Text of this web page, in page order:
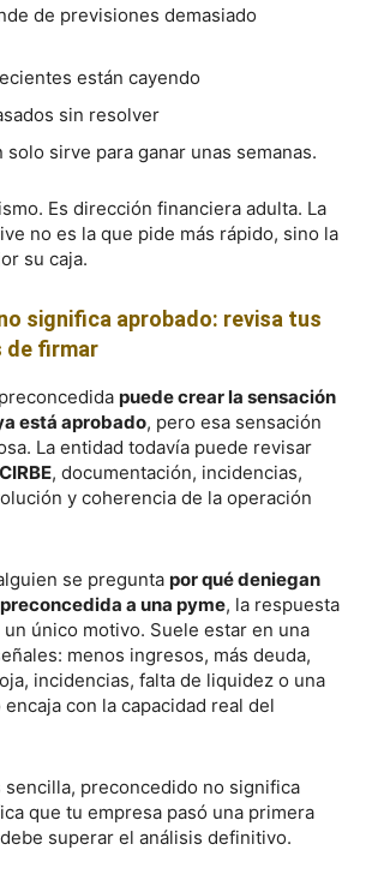
de previsiones demasiado
están cayendo
sin resolver
solo sirve para ganar unas semanas.
Es dirección financiera adulta. La
no es la que pide más rápido, sino la
su caja.
significa aprobado: revisa tus
de firmar
puede crear la sensación
está aprobado, pero esa sensación
La entidad todavía puede revisar
CIRBE, documentación, incidencias,
y coherencia de la operación
se pregunta por qué deniegan
a una pyme, la respuesta
único motivo. Suele estar en una
menos ingresos, más deuda,
incidencias, falta de liquidez o una
con la capacidad real del
sencilla, preconcedido no significa
que tu empresa pasó una primera
superar el análisis definitivo.